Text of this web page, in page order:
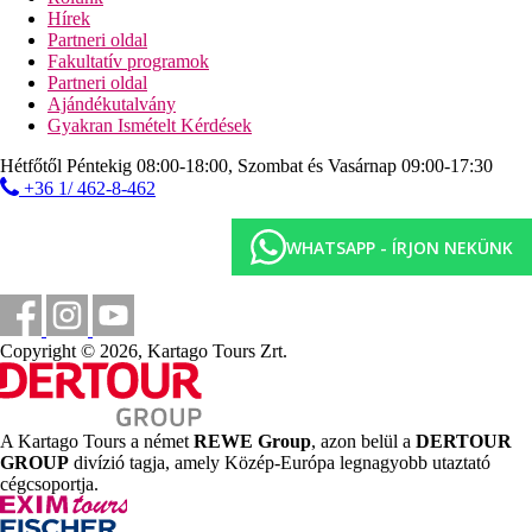
Szórakozási lehetőségek Protaras központjában.
Gyermekek
Játszótér, miniklub, ingyenes kiságy, gyermekmenü az
étteremben.
Fogyatékkal élők számára
Több akadálymentesített szoba is igényelhető.
WiFi a hallban és a szobákban, internetsarok a
hallban.
Weboldal
www.sunrise.com.cy
Távolságok
65 km
Távolság a legközelebbi repülőtértől
Hírek
Partneri oldal
Fakultatív programok
Partneri oldal
Ajándékutalvány
Gyakran Ismételt Kérdések
Hétfőtől Péntekig 08:00-18:00, Szombat és Vasárnap 09:00-17:30
+36 1/ 462-8-462
WHATSAPP - ÍRJON NEKÜNK
Copyright © 2026, Kartago Tours Zrt.
A Kartago Tours a német REWE Group, azon belül a DERTOUR
GROUP divízió tagja, amely Közép-Európa legnagyobb utaztató
cégcsoportja.